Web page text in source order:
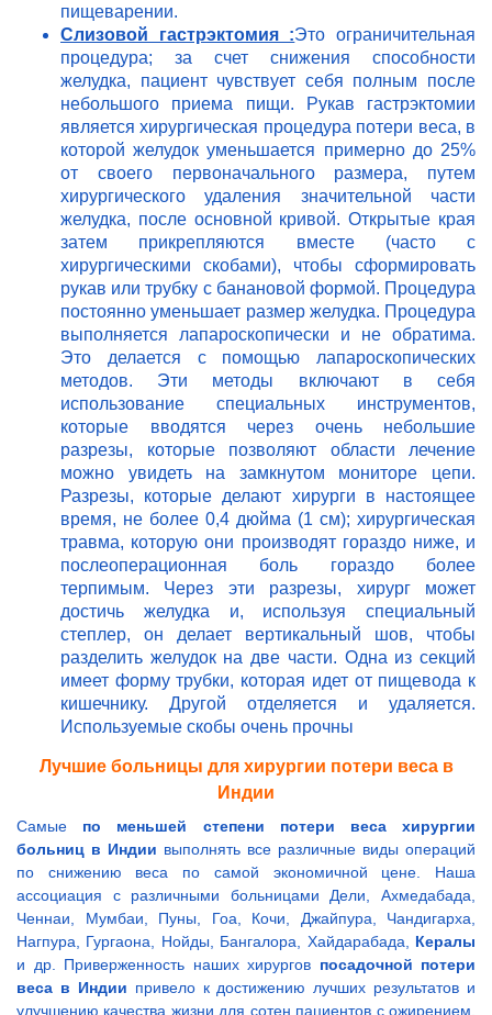
пищеварении.
Слизовой гастрэктомия :Это ограничительная
процедура; за счет снижения способности
желудка, пациент чувствует себя полным после
небольшого приема пищи. Рукав гастрэктомии
является хирургическая процедура потери веса, в
которой желудок уменьшается примерно до 25%
от своего первоначального размера, путем
хирургического удаления значительной части
желудка, после основной кривой. Открытые края
затем прикрепляются вместе (часто с
хирургическими скобами), чтобы сформировать
рукав или трубку с банановой формой. Процедура
постоянно уменьшает размер желудка. Процедура
выполняется лапароскопически и не обратима.
Это делается с помощью лапароскопических
методов. Эти методы включают в себя
использование специальных инструментов,
которые вводятся через очень небольшие
разрезы, которые позволяют области лечение
можно увидеть на замкнутом мониторе цепи.
Разрезы, которые делают хирурги в настоящее
время, не более 0,4 дюйма (1 см); хирургическая
травма, которую они производят гораздо ниже, и
послеоперационная боль гораздо более
терпимым. Через эти разрезы, хирург может
достичь желудка и, используя специальный
степлер, он делает вертикальный шов, чтобы
разделить желудок на две части. Одна из секций
имеет форму трубки, которая идет от пищевода к
кишечнику. Другой отделяется и удаляется.
Используемые скобы очень прочны
Лучшие больницы для хирургии потери веса в
Индии
Самые по меньшей степени потери веса хирургии
больниц в Индии выполнять все различные виды операций
по снижению веса по самой экономичной цене. Наша
ассоциация с различными больницами Дели, Ахмедабада,
Ченнаи, Мумбаи, Пуны, Гоа, Кочи, Джайпура, Чандигарха,
Нагпура, Гургаона, Нойды, Бангалора, Хайдарабада, Кералы
и др. Приверженность наших хирургов посадочной потери
веса в Индии привело к достижению лучших результатов и
улучшению качества жизни для сотен пациентов с ожирением,